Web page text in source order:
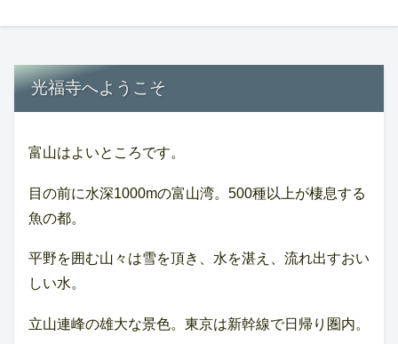
光福寺へようこそ
富山はよいところです。
目の前に水深1000mの富山湾。500種以上が棲息する
魚の都。
平野を囲む山々は雪を頂き、水を湛え、流れ出すおい
しい水。
立山連峰の雄大な景色。東京は新幹線で日帰り圏内。